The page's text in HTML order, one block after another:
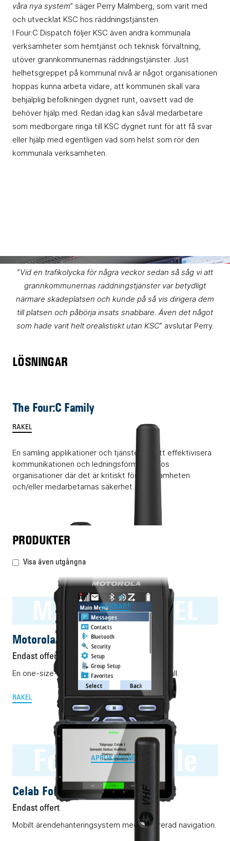
våra nya system” säger Perry Malmberg, som varit med
och utvecklat KSC hos räddningstjänsten.
I Four:C Dispatch följer KSC även andra kommunala
verksamheter som hemtjänst och teknisk förvaltning,
utöver grannkommunernas räddningstjänster. Just
helhetsgreppet på kommunal nivå är något organisationen
hoppas kunna arbeta vidare, att kommunen skall vara
behjälplig befolkningen dygnet runt, oavsett vad de
behöver hjälp med. Redan idag kan såväl medarbetare
som medborgare ringa till KSC dygnet runt för att få svar
eller hjälp med egentligen vad som helst som rör den
kommunala verksamheten.
”Vid en trafikolycka för några veckor sedan så såg vi att
grannkommunernas räddningstjänster var betydligt
närmare skadeplatsen och kunde på så vis dirigera dem
till platsen och påbörja insats snabbare. Även det något
som hade varit helt orealistiskt utan KSC” avslutar Perry.
LÖSNINGAR
The Four:C Family
RAKEL
En samling applikationer och tjänster för att effektivisera
kommunikationen och ledningsförmågan hos
organisationer där det är kritiskt för verksamheten
och/eller medarbetarnas säkerhet.
PRODUKTER
Visa även utgångna
MXP600 RAKEL
BÄRBART
Motorola MXP600 RAKEL
Endast offert
En one-size-fits-all Rakelmobil. Nästan i alla fall.
RAKEL
Four:C Mobile
APPLIKATIONER
Celab Four:C Mobile
Endast offert
Mobilt ärendehanteringsystem med integrerad navigation.